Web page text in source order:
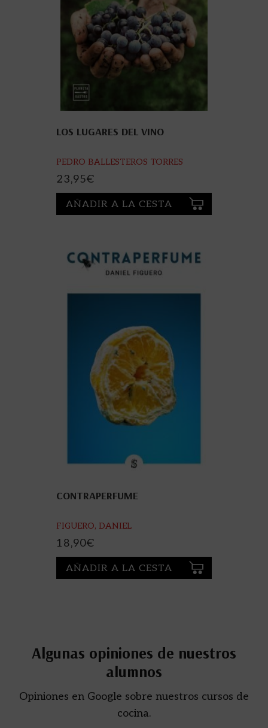
LOS LUGARES DEL VINO
PEDRO BALLESTEROS TORRES
23,95€
AÑADIR A LA CESTA
CONTRAPERFUME
FIGUERO, DANIEL
18,90€
AÑADIR A LA CESTA
Algunas opiniones de nuestros
alumnos
Opiniones en Google sobre nuestros cursos de
cocina.